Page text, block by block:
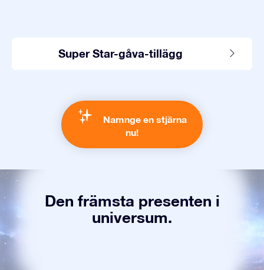
Super Star-gåva-tillägg
Namnge en stjärna
nu!
Den främsta presenten i
universum.